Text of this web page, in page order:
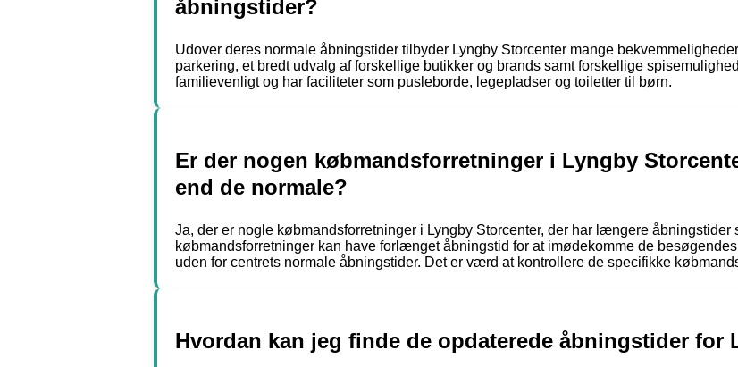
åbningstider?
Udover deres normale åbningstider tilbyder Lyngby Storcenter mange
parkering, et bredt udvalg af forskellige butikker og brands samt forskellige
familievenligt og har faciliteter som pusleborde, legepladser og toiletter til børn.
Er der nogen købmandsforretninger i Lyngby
end de normale?
Ja, der er nogle købmandsforretninger i Lyngby Storcenter, der har længere
købmandsforretninger kan have forlænget åbningstid for at imødekomme de
uden for centrets normale åbningstider. Det er værd at kontrollere de specifikke
Hvordan kan jeg finde de opdaterede åbningstider for